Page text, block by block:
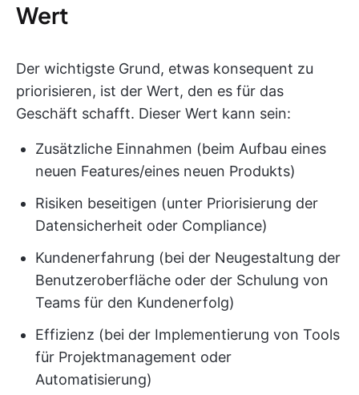
Wert
Der wichtigste Grund, etwas konsequent zu
priorisieren, ist der Wert, den es für das
Geschäft schafft. Dieser Wert kann sein:
Zusätzliche Einnahmen (beim Aufbau eines
neuen Features/eines neuen Produkts)
Risiken beseitigen (unter Priorisierung der
Datensicherheit oder Compliance)
Kundenerfahrung (bei der Neugestaltung der
Benutzeroberfläche oder der Schulung von
Teams für den Kundenerfolg)
Effizienz (bei der Implementierung von Tools
für Projektmanagement oder
Automatisierung)